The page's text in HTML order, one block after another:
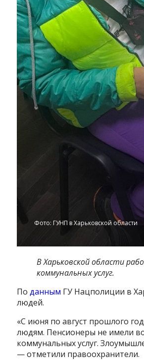
Фото: ГУНП в Харьковской области
В Харьковской области
коммунальных услуг.
По данным ГУ Нацполиции в
людей.
«С июня по август прошлого
людям. Пенсионеры не имели
коммунальных услуг.
— отметили правоохранители.